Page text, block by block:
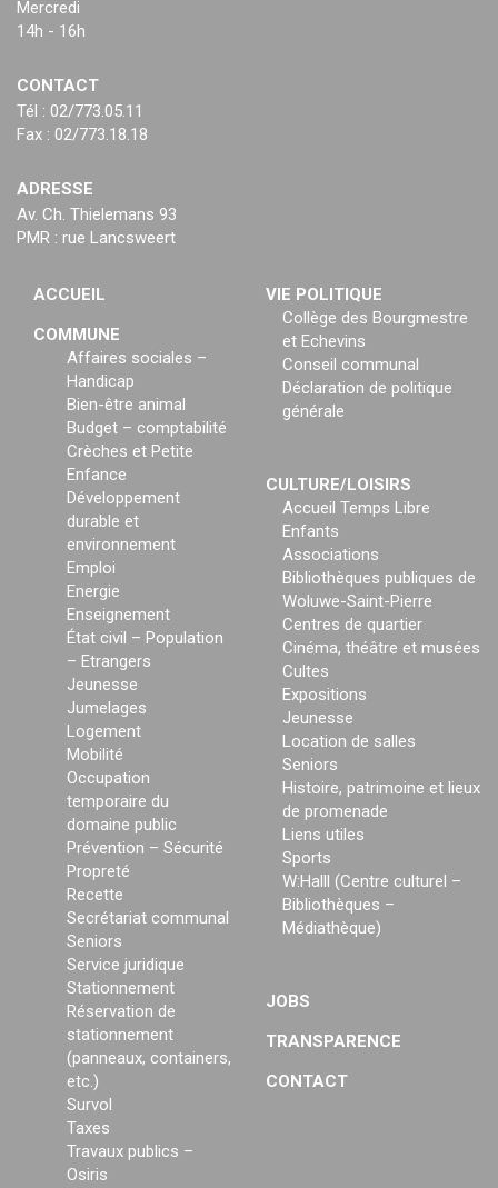
Mercredi
14h - 16h
CONTACT
Tél : 02/773.05.11
Fax : 02/773.18.18
ADRESSE
Av. Ch. Thielemans 93
PMR : rue Lancsweert
ACCUEIL
COMMUNE
Affaires sociales –
Handicap
Bien-être animal
Budget – comptabilité
Crèches et Petite
Enfance
Développement
durable et
environnement
Emploi
Energie
Enseignement
État civil – Population
– Etrangers
Jeunesse
Jumelages
Logement
Mobilité
Occupation
temporaire du
domaine public
Prévention – Sécurité
Propreté
Recette
Secrétariat communal
Seniors
Service juridique
Stationnement
Réservation de
stationnement
(panneaux, containers,
etc.)
Survol
Taxes
Travaux publics –
Osiris
VIE POLITIQUE
Collège des Bourgmestre
et Echevins
Conseil communal
Déclaration de politique
générale
CULTURE/LOISIRS
Accueil Temps Libre
Enfants
Associations
Bibliothèques publiques de
Woluwe-Saint-Pierre
Centres de quartier
Cinéma, théâtre et musées
Cultes
Expositions
Jeunesse
Location de salles
Seniors
Histoire, patrimoine et lieux
de promenade
Liens utiles
Sports
W:Halll (Centre culturel –
Bibliothèques –
Médiathèque)
JOBS
TRANSPARENCE
CONTACT